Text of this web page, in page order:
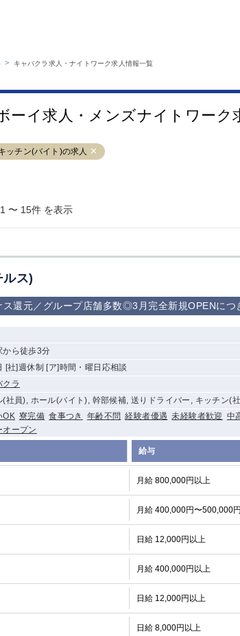
業種から探す
職種から探す
キャバクラボーイルートとは？
サイトマップ
> キャバクラ求人・ナイトワーク求人情報一覧
ーイ求人・メンズナイトワーク
ッチン(バイト)の求人
1 〜 15件 を表示
ス)
ス還元／グループ店舗多数◎3月完全新規OPENに
から徒歩3分
[社]週休制 [ア]時間・曜日応相談
クラ
(社員), ホール(バイト), 幹部候補, 送りドライバー, キッチン(
OK 寮完備 食事つき 年齢不問 経験者優遇 未経験者歓迎 中
オープン
給与
月給 800,000円以上
月給 400,000円〜500,000
日給 12,000円以上
月給 400,000円以上
日給 12,000円以上
日給 8,000円以上
上野 六本木
千葉中央 門前仲町
町田
赤坂
（北
学芸大学
京メトロ南北線
「赤羽岩淵駅」
から徒歩10分
宿
②
②
橋 ③
袋
池袋東口 金町
竹ノ塚 三鷹
亀戸
浅草 新小岩
幡ヶ谷
湯島
溝の口
関内・馬車道・
日ノ出町
武蔵新城
たまプラーザ
大船
桜木町
川越
所沢 熊谷
獨協大学前